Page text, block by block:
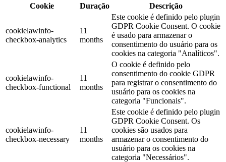
Cookie
Duração Descrição
cookielawinfo-
checkbox-analytics
11
months
Este cookie é definido pelo plugin
GDPR Cookie Consent. O cookie
é usado para armazenar o
consentimento do usuário para os
cookies na categoria "Analíticos".
cookielawinfo-
checkbox-functional
11
months
O cookie é definido pelo
consentimento do cookie GDPR
para registrar o consentimento do
usuário para os cookies na
categoria "Funcionais".
cookielawinfo-
checkbox-necessary
11
months
Este cookie é definido pelo plugin
GDPR Cookie Consent. Os
cookies são usados ​​para
armazenar o consentimento do
usuário para os cookies na
categoria "Necessários".